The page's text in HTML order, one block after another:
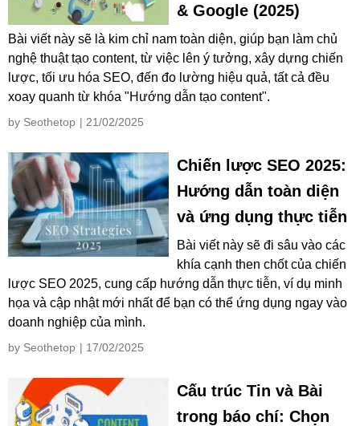
& Google (2025)
Bài viết này sẽ là kim chỉ nam toàn diện, giúp bạn làm chủ
nghệ thuật tạo content, từ việc lên ý tưởng, xây dựng chiến
lược, tối ưu hóa SEO, đến đo lường hiệu quả, tất cả đều
xoay quanh từ khóa "Hướng dẫn tạo content".
by Seothetop | 21/02/2025
Chiến lược SEO 2025:
Hướng dẫn toàn diện
và ứng dụng thực tiễn
Bài viết này sẽ đi sâu vào các
khía cạnh then chốt của chiến
lược SEO 2025, cung cấp hướng dẫn thực tiễn, ví dụ minh
họa và cập nhật mới nhất để bạn có thể ứng dụng ngay vào
doanh nghiệp của mình.
by Seothetop | 17/02/2025
Cấu trúc Tin và Bài
trong báo chí: Chọn